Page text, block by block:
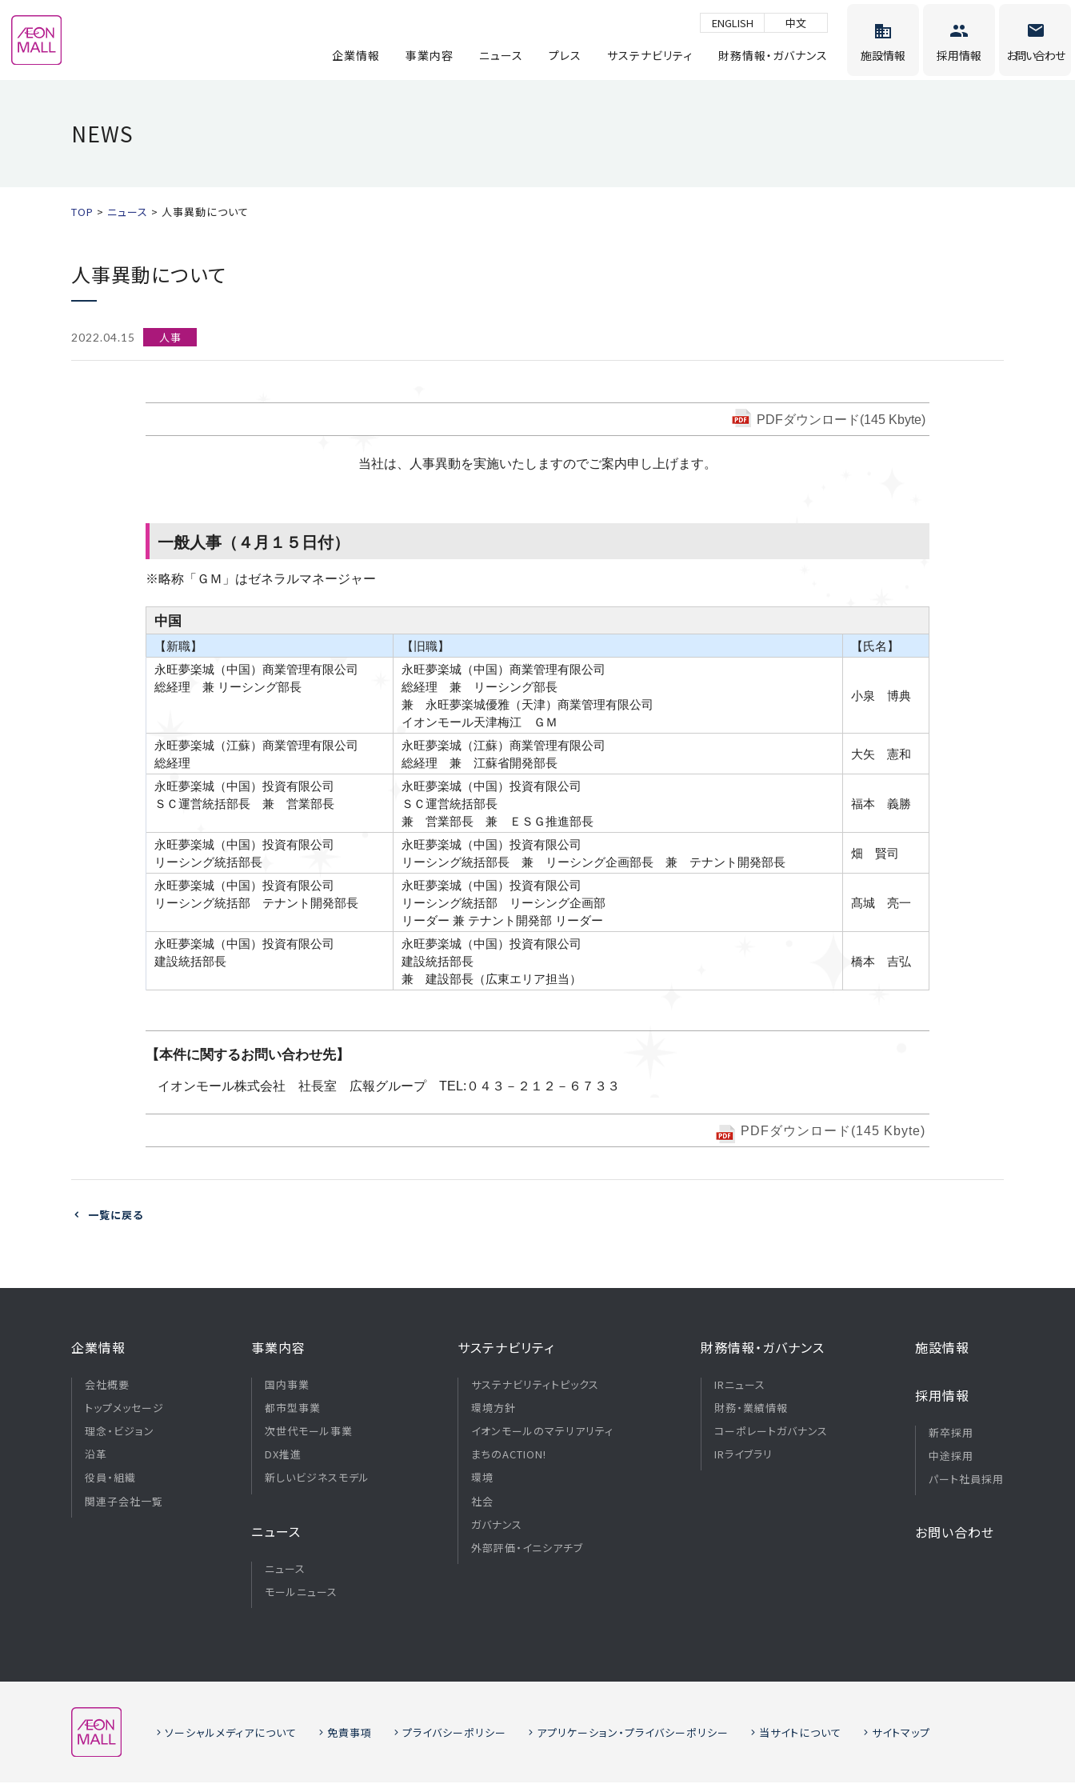
ENGLISH 中文
企業情報 事業内容 ニュース プレス サステナビリティ 財務情報・ガバナンス 施設情報 採用情報 お問い合わせ
NEWS
TOP ニュース 人事異動について
人事異動について
2022.04.15 人事
PDFダウンロード(145 Kbyte)
当社は、人事異動を実施いたしますのでご案内申し上げます。
一般人事（４月１５日付）
※略称「ＧＭ」はゼネラルマネージャー
中国
【新職】 【旧職】
【氏名】
永旺夢楽城（中国）商業管理有限公司
総経理 兼 リーシング部長
永旺夢楽城（中国）商業管理有限公司
総経理 兼 リーシング部長
兼 永旺夢楽城優雅（天津）商業管理有限公司
イオンモール天津梅江 ＧＭ
小泉 博典
永旺夢楽城（江蘇）商業管理有限公司
総経理
永旺夢楽城（江蘇）商業管理有限公司
総経理 兼 江蘇省開発部長
大矢 憲和
永旺夢楽城（中国）投資有限公司
ＳＣ運営統括部長 兼 営業部長
永旺夢楽城（中国）投資有限公司
ＳＣ運営統括部長
兼 営業部長 兼 ＥＳＧ推進部長
福本 義勝
永旺夢楽城（中国）投資有限公司
リーシング統括部長
永旺夢楽城（中国）投資有限公司
リーシング統括部長 兼 リーシング企画部長 兼 テナント開発部長
畑 賢司
永旺夢楽城（中国）投資有限公司
リーシング統括部 テナント開発部長
永旺夢楽城（中国）投資有限公司
リーシング統括部 リーシング企画部
リーダー 兼 テナント開発部 リーダー
髙城 亮一
永旺夢楽城（中国）投資有限公司
建設統括部長
永旺夢楽城（中国）投資有限公司
建設統括部長
兼 建設部長（広東エリア担当）
橋本 吉弘
【本件に関するお問い合わせ先】
イオンモール株式会社 社長室 広報グループ TEL:０４３－２１２－６７３３
PDFダウンロード(145 Kbyte)
一覧に戻る
企業情報
会社概要
トップメッセージ
理念・ビジョン
沿革
役員・組織
関連子会社一覧
事業内容
国内事業
都市型事業
次世代モール事業
DX推進
新しいビジネスモデル
ニュース
ニュース
モールニュース
サステナビリティ
サステナビリティトピックス
環境方針
イオンモールのマテリアリティ
まちのACTION!
環境
社会
ガバナンス
外部評価・イニシアチブ
財務情報・ガバナンス
IRニュース
財務・業績情報
コーポレートガバナンス
IRライブラリ
施設情報
採用情報
新卒採用
中途採用
パート社員採用
お問い合わせ
ソーシャルメディアについて 免責事項 プライバシーポリシー アプリケーション・プライバシーポリシー 当サイトについて サイトマップ